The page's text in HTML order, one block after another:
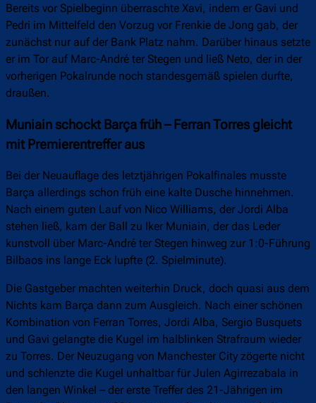
Bereits vor Spielbeginn überraschte Xavi, indem er Gavi und
Pedri im Mittelfeld den Vorzug vor Frenkie de Jong gab, der
zunächst nur auf der Bank Platz nahm. Darüber hinaus setzte
er im Tor auf Marc-André ter Stegen und ließ Neto, der in der
vorherigen Pokalrunde noch standesgemäß spielen durfte,
draußen.
Muniain schockt Barça früh – Ferran Torres gleicht
mit Premierentreffer aus
Bei der Neuauflage des letztjährigen Pokalfinales musste
Barça allerdings schon früh eine kalte Dusche hinnehmen.
Nach einem guten Lauf von Nico Williams, der Jordi Alba
stehen ließ, kam der Ball zu Iker Muniain, der das Leder
kunstvoll über Marc-André ter Stegen hinweg zur 1:0-Führung
Bilbaos ins lange Eck lupfte (2. Spielminute).
Die Gastgeber machten weiterhin Druck, doch quasi aus dem
Nichts kam Barça dann zum Ausgleich. Nach einer schönen
Kombination von Ferran Torres, Jordi Alba, Sergio Busquets
und Gavi gelangte die Kugel im halblinken Strafraum wieder
zu Torres. Der Neuzugang von Manchester City zögerte nicht
und schlenzte die Kugel unhaltbar für Julen Agirrezabala in
den langen Winkel – der erste Treffer des 21-Jährigen im